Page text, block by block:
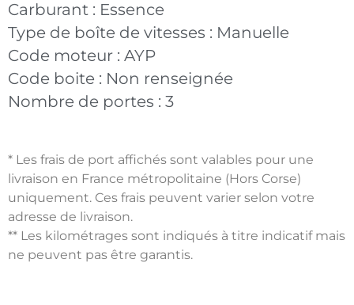
Carburant : Essence
Type de boîte de vitesses : Manuelle
Code moteur : AYP
Code boite : Non renseignée
Nombre de portes : 3
* Les frais de port affichés sont valables pour une
livraison en France métropolitaine (Hors Corse)
uniquement. Ces frais peuvent varier selon votre
adresse de livraison.
** Les kilométrages sont indiqués à titre indicatif mais
ne peuvent pas être garantis.